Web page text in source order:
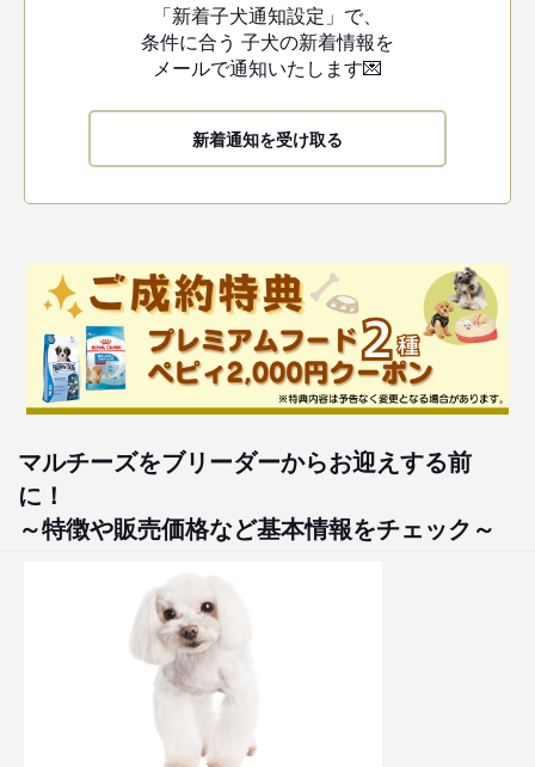
「新着子犬通知設定」で、
条件に合う 子犬の新着情報を
メールで通知いたします💌
新着通知を受け取る
マルチーズをブリーダーからお迎えする前
に！
～特徴や販売価格など基本情報をチェック～